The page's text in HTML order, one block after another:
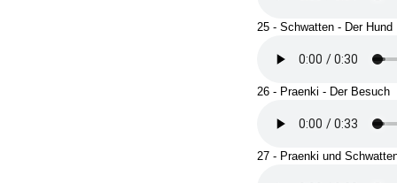
25 - Schwatten - Der Hund
26 - Praenki - Der Besuch
27 - Praenki und